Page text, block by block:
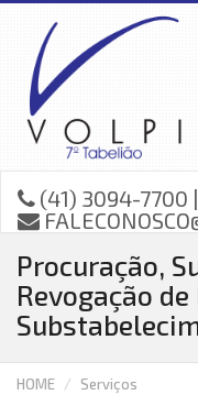
(41) 3094-7700 |
Procuração,
Revogação
HOME
Serviços